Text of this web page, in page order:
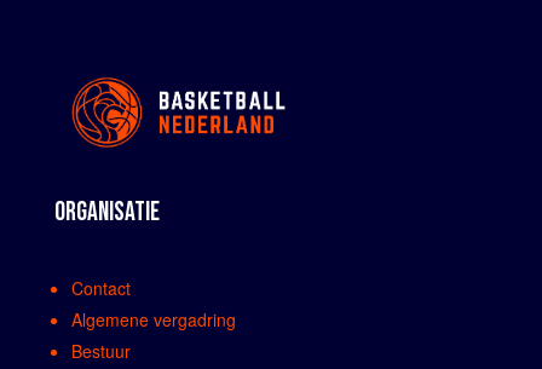
ORGANISATIE
Contact
Algemene vergadring
Bestuur